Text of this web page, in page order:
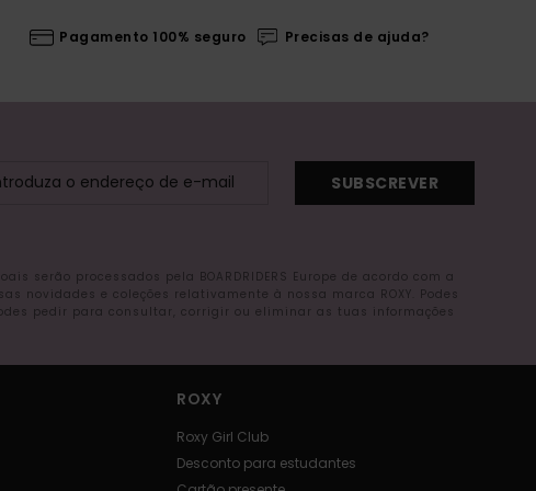
Pagamento 100% seguro Precisas de ajuda?
SUBSCREVER
processados pela BOARDRIDERS Europe de acordo com a
novidades e coleções relativamente à nossa marca ROXY. Podes
pedir para consultar, corrigir ou eliminar as tuas informações
ROXY
Roxy Girl Club
Desconto para estudantes